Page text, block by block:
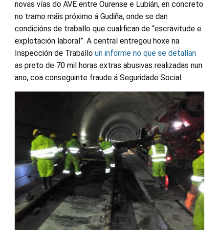
novas vías do AVE entre Ourense e Lubián, en concreto
no tramo máis próximo á Gudiña, onde se dan
condicións de traballo que cualifican de “escravitude e
explotación laboral”. A central entregou hoxe na
Inspección de Traballo un informe no que se detallan
as preto de 70 mil horas extras abusivas realizadas nun
ano, coa conseguinte fraude á Seguridade Social.